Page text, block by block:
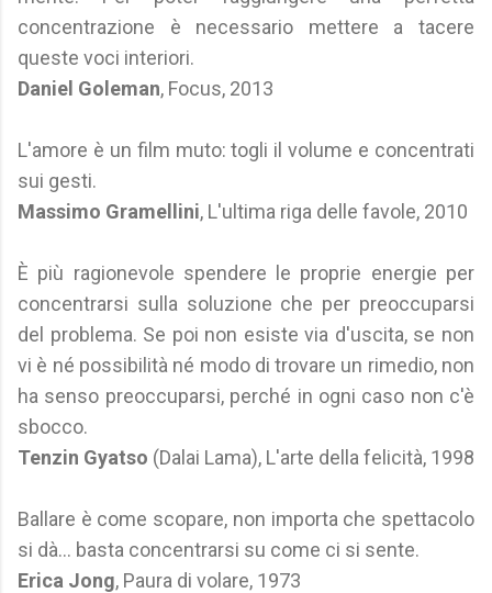
concentrazione è necessario mettere a tacere
queste voci interiori.
Daniel Goleman, Focus, 2013
L'amore è un film muto: togli il volume e concentrati
sui gesti.
Massimo Gramellini, L'ultima riga delle favole, 2010
È più ragionevole spendere le proprie energie per
concentrarsi sulla soluzione che per preoccuparsi
del problema. Se poi non esiste via d'uscita, se non
vi è né possibilità né modo di trovare un rimedio, non
ha senso preoccuparsi, perché in ogni caso non c'è
sbocco.
Tenzin Gyatso (Dalai Lama), L'arte della felicità, 1998
Ballare è come scopare, non importa che spettacolo
si dà... basta concentrarsi su come ci si sente.
Erica Jong, Paura di volare, 1973